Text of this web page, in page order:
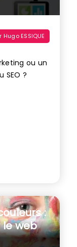
Hugo ESSIQUE
ou un
SEO ?
:
web